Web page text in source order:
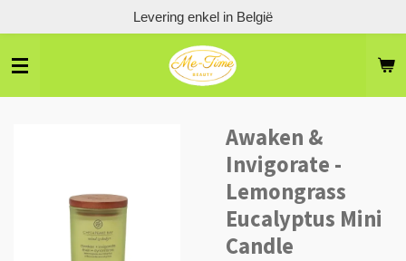
direct
naar
de
hoofdinhoud
Levering enkel in België
Awaken &
Invigorate -
Lemongrass
Eucalyptus Mini
Candle